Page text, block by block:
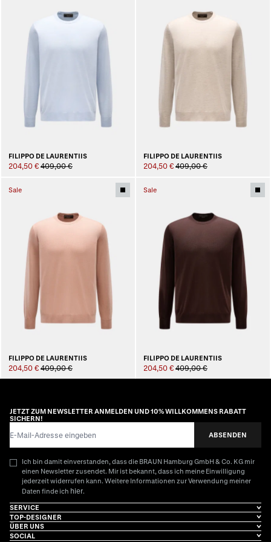
FILIPPO DE LAURENTIIS
204,50 € 409,00 €
FILIPPO DE LAURENTIIS
204,50 € 409,00 €
Sale
FILIPPO DE LAURENTIIS
204,50 € 409,00 €
Sale
FILIPPO DE LAURENTIIS
204,50 € 409,00 €
JETZT ZUM NEWSLETTER ANMELDEN UND 10% WILLKOMMENS RABATT
SICHERN!
ABSENDEN
Ich bin damit einverstanden, dass die BRAUN Hamburg GmbH & Co. KG mir
einen Newsletter zusendet. Mir ist bekannt, dass ich meine Einwilligung
jederzeit widerrufen kann. Weitere Informationen zur Verwendung meiner
Daten finde ich hier.
SERVICE
TOP-DESIGNER
ÜBER UNS
SOCIAL